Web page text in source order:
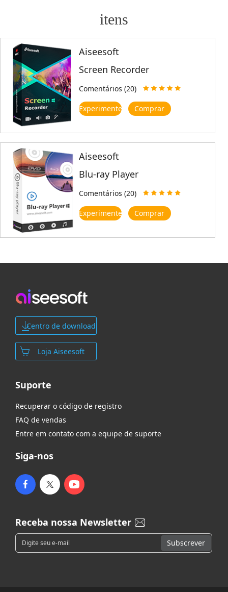
itens
Aiseesoft
Screen Recorder
Comentários (20)
Experimente Comprar
Aiseesoft
Blu-ray Player
Comentários (20)
Experimente Comprar
Centro de download
Loja Aiseesoft
Suporte
Recuperar o código de registro
FAQ de vendas
Entre em contato com a equipe de suporte
Siga-nos
Receba nossa Newsletter